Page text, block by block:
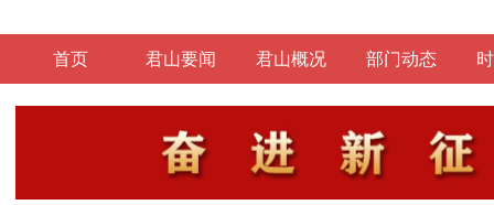
首页 君山要闻 君山概况 部门动态